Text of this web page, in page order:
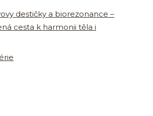
destičky a biorezonance –
cesta k harmonii těla i